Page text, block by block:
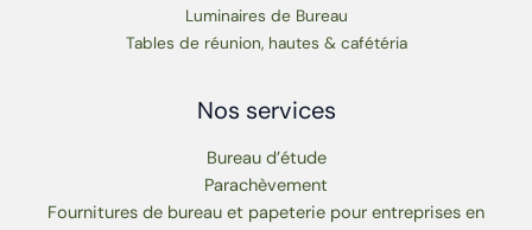
Luminaires de Bureau
Tables de réunion, hautes & cafétéria
Nos services
Bureau d’étude
Parachèvement
Fournitures de bureau et papeterie pour entreprises en